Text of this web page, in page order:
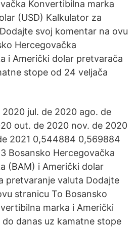
Konvertibilna marka
(USD) Kalkulator za
svoj komentar na ovu
Hercegovačka
i Američki dolar pretvarača
stope od 24 veljača
2020 jul. de 2020 ago. de
out. de 2020 nov. de 2020
2021 0,544884 0,569884
Bosansko Hercegovačka
(BAM) i Američki dolar
pretvaranje valuta Dodajte
stranicu To Bosansko
marka i Američki
danas uz kamatne stope